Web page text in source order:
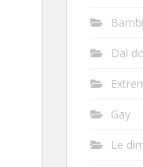
Dal
Gay
Le